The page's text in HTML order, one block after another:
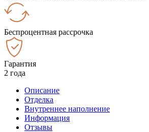
Беспроцентная рассрочка
Гарантия
2 года
Описание
Отделка
Внутреннее наполнение
Информация
Отзывы